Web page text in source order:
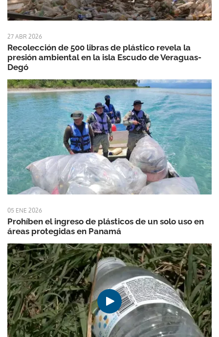
27 ABR 2026
Recolección de 500 libras de plástico revela la
presión ambiental en la isla Escudo de Veraguas-
Degó
05 ENE 2026
Prohíben el ingreso de plásticos de un solo uso en
áreas protegidas en Panamá